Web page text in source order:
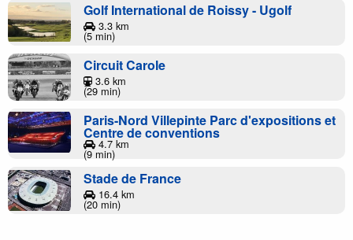
Golf International de Roissy - Ugolf
3.3 km
(5 min)
Circuit Carole
3.6 km
(29 min)
Paris-Nord Villepinte Parc d'expositions et
Centre de conventions
4.7 km
(9 min)
Stade de France
16.4 km
(20 min)